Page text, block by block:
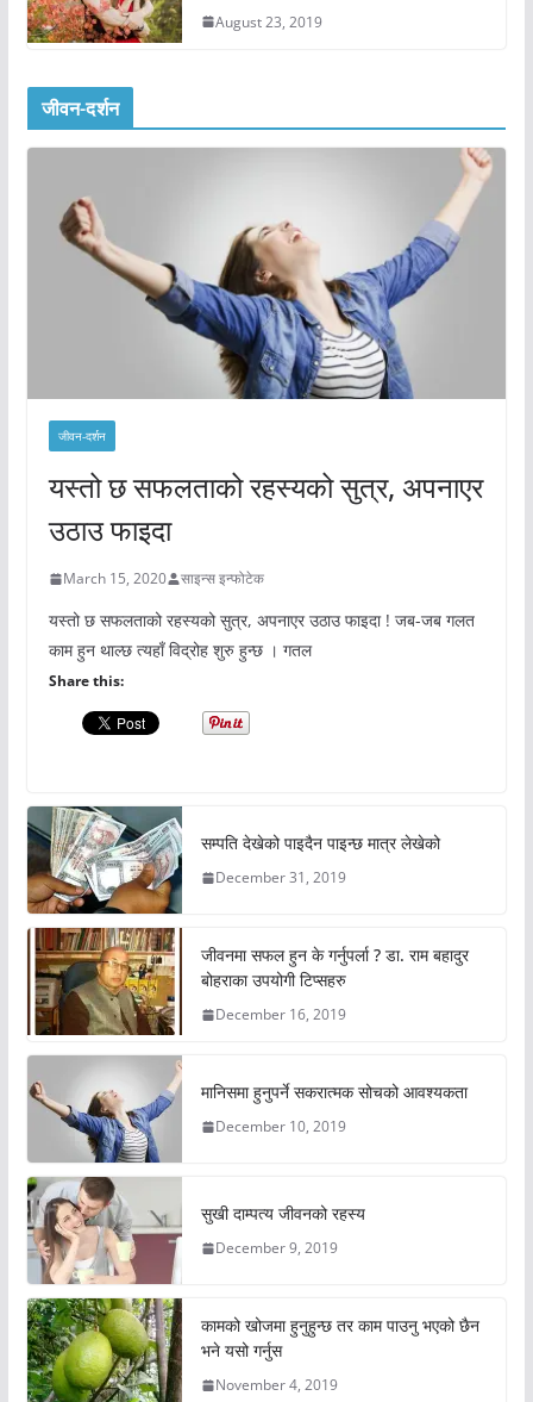
August 23, 2019
जीवन-दर्शन
जीवन-दर्शन
यस्तो छ सफलताको रहस्यको सुत्र, अपनाएर
उठाउ फाइदा
March 15, 2020 साइन्स इन्फोटेक
यस्तो छ सफलताको रहस्यको सुत्र, अपनाएर उठाउ फाइदा ! जब-जब गलत
काम हुन थाल्छ त्यहाँ विद्रोह शुरु हुन्छ । गतल
Share this:
सम्पति देखेको पाइदैन पाइन्छ मात्र लेखेको
December 31, 2019
जीवनमा सफल हुन के गर्नुपर्ला ? डा. राम बहादुर
बोहराका उपयोगी टिप्सहरु
December 16, 2019
मानिसमा हुनुपर्ने सकरात्मक सोचको आवश्यकता
December 10, 2019
सुखी दाम्पत्य जीवनको रहस्य
December 9, 2019
कामको खोजमा हुनुहुन्छ तर काम पाउनु भएको छैन
भने यसो गर्नुस
November 4, 2019